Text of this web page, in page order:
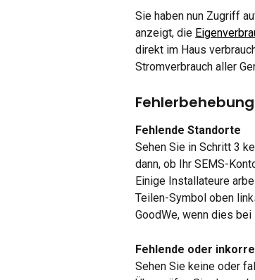
Sie haben nun Zugriff
anzeigt, die
direkt im Haus
Stromverbrauch aller
Fehlende Standorte
Sehen Sie in Schritt 3
dann, ob Ihr SEMS-
Einige Installateure
Teilen-Symbol oben
GoodWe, wenn dies bei
Fehlende oder
Sehen Sie keine oder